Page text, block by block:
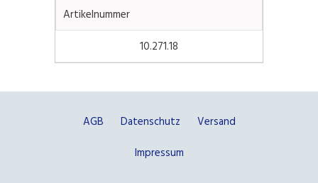
Artikelnummer
10.271.18
AGB Datenschutz
Versand
Impressum